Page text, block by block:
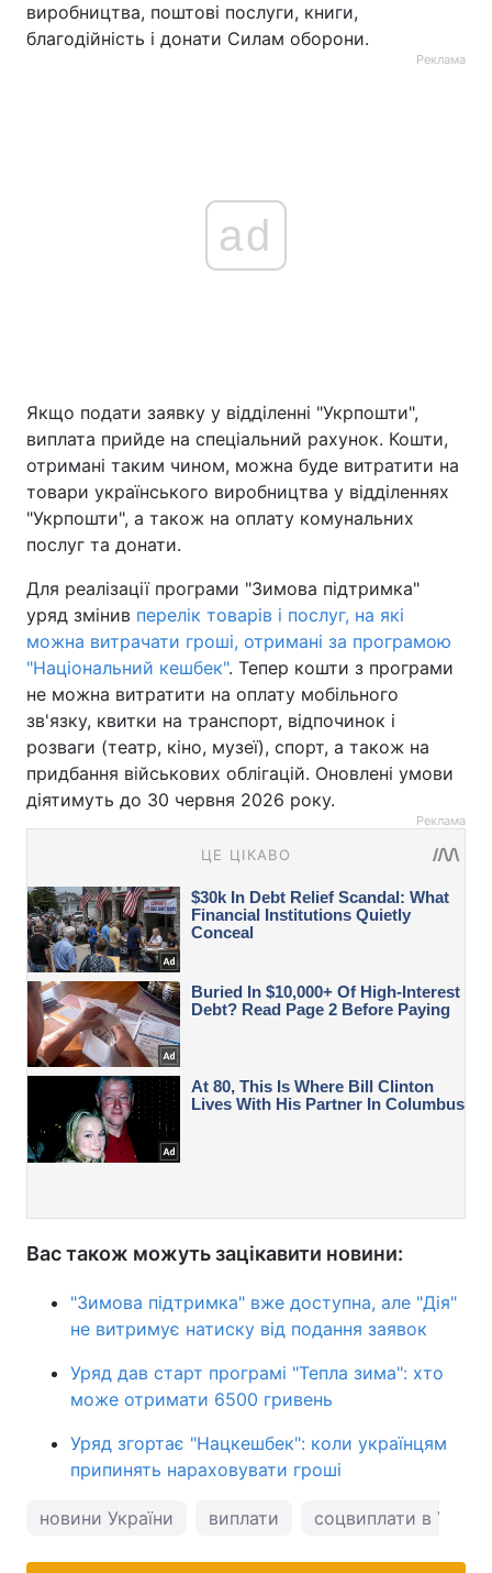
виробництва, поштові послуги, книги,
благодійність і донати Силам оборони.
Реклама
ad
Якщо подати заявку у відділенні "Укрпошти",
виплата прийде на спеціальний рахунок. Кошти,
отримані таким чином, можна буде витратити на
товари українського виробництва у відділеннях
"Укрпошти", а також на оплату комунальних
послуг та донати.
Для реалізації програми "Зимова підтримка"
уряд змінив перелік товарів і послуг, на які
можна витрачати гроші, отримані за програмою
"Національний кешбек". Тепер кошти з програми
не можна витратити на оплату мобільного
зв'язку, квитки на транспорт, відпочинок і
розваги (театр, кіно, музеї), спорт, а також на
придбання військових облігацій. Оновлені умови
діятимуть до 30 червня 2026 року.
Реклама
Вас також можуть зацікавити новини:
"Зимова підтримка" вже доступна, але "Дія"
не витримує натиску від подання заявок
Уряд дав старт програмі "Тепла зима": хто
може отримати 6500 гривень
Уряд згортає "Нацкешбек": коли українцям
припинять нараховувати гроші
новини України виплати соцвиплати в